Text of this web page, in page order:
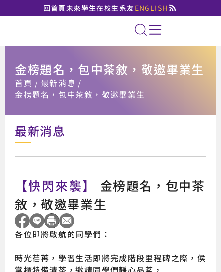
回首頁未來學生在校生系友 ENGLISH
國立臺北大學法律學系
全站搜索
金榜題名，包中茶敘，敬邀畢業生
:::
首頁
最新消息
金榜題名，包中茶敘，敬邀畢業生
最新消息
【快閃來襲】
金榜題名，包中茶
敘，敬邀畢業生
各位即將啟航的同學們：
時光荏苒，學習生活即將完成階段里程碑之際，侯
掌櫃特備清茶，邀請同學們靜心品茗，